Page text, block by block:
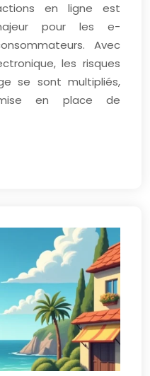
en ligne est
pour les e-
Avec
les risques
se sont multipliés,
en place de